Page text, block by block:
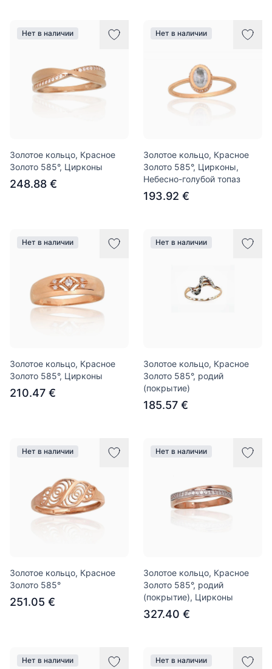
Нет в наличии
Золотое кольцо, Красное
Золото 585°, Цирконы
248.88 €
Нет в наличии
Золотое кольцо, Красное
Золото 585°, Цирконы,
Небесно-голубой топаз
193.92 €
Нет в наличии
Золотое кольцо, Красное
Золото 585°, Цирконы
210.47 €
Нет в наличии
Золотое кольцо, Красное
Золото 585°, родий
(покрытие)
185.57 €
Нет в наличии
Золотое кольцо, Красное
Золото 585°
251.05 €
Нет в наличии
Золотое кольцо, Красное
Золото 585°, родий
(покрытие), Цирконы
327.40 €
Нет в наличии Нет в наличии